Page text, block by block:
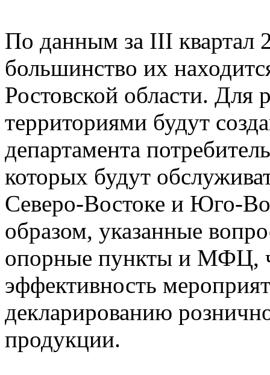
По данным за III квартал
большинство их
Ростовской области. Для
территориями будут
департамента
которых будут
Северо-Востоке и Юго-
образом, указанные
опорные пункты и МФЦ,
эффективность
декларированию
продукции.